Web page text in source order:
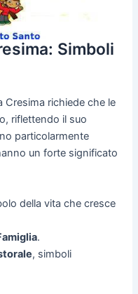
Simboli
Cresima richiede che le
riflettendo il suo
particolarmente
un forte significato
della vita che cresce
.
, simboli